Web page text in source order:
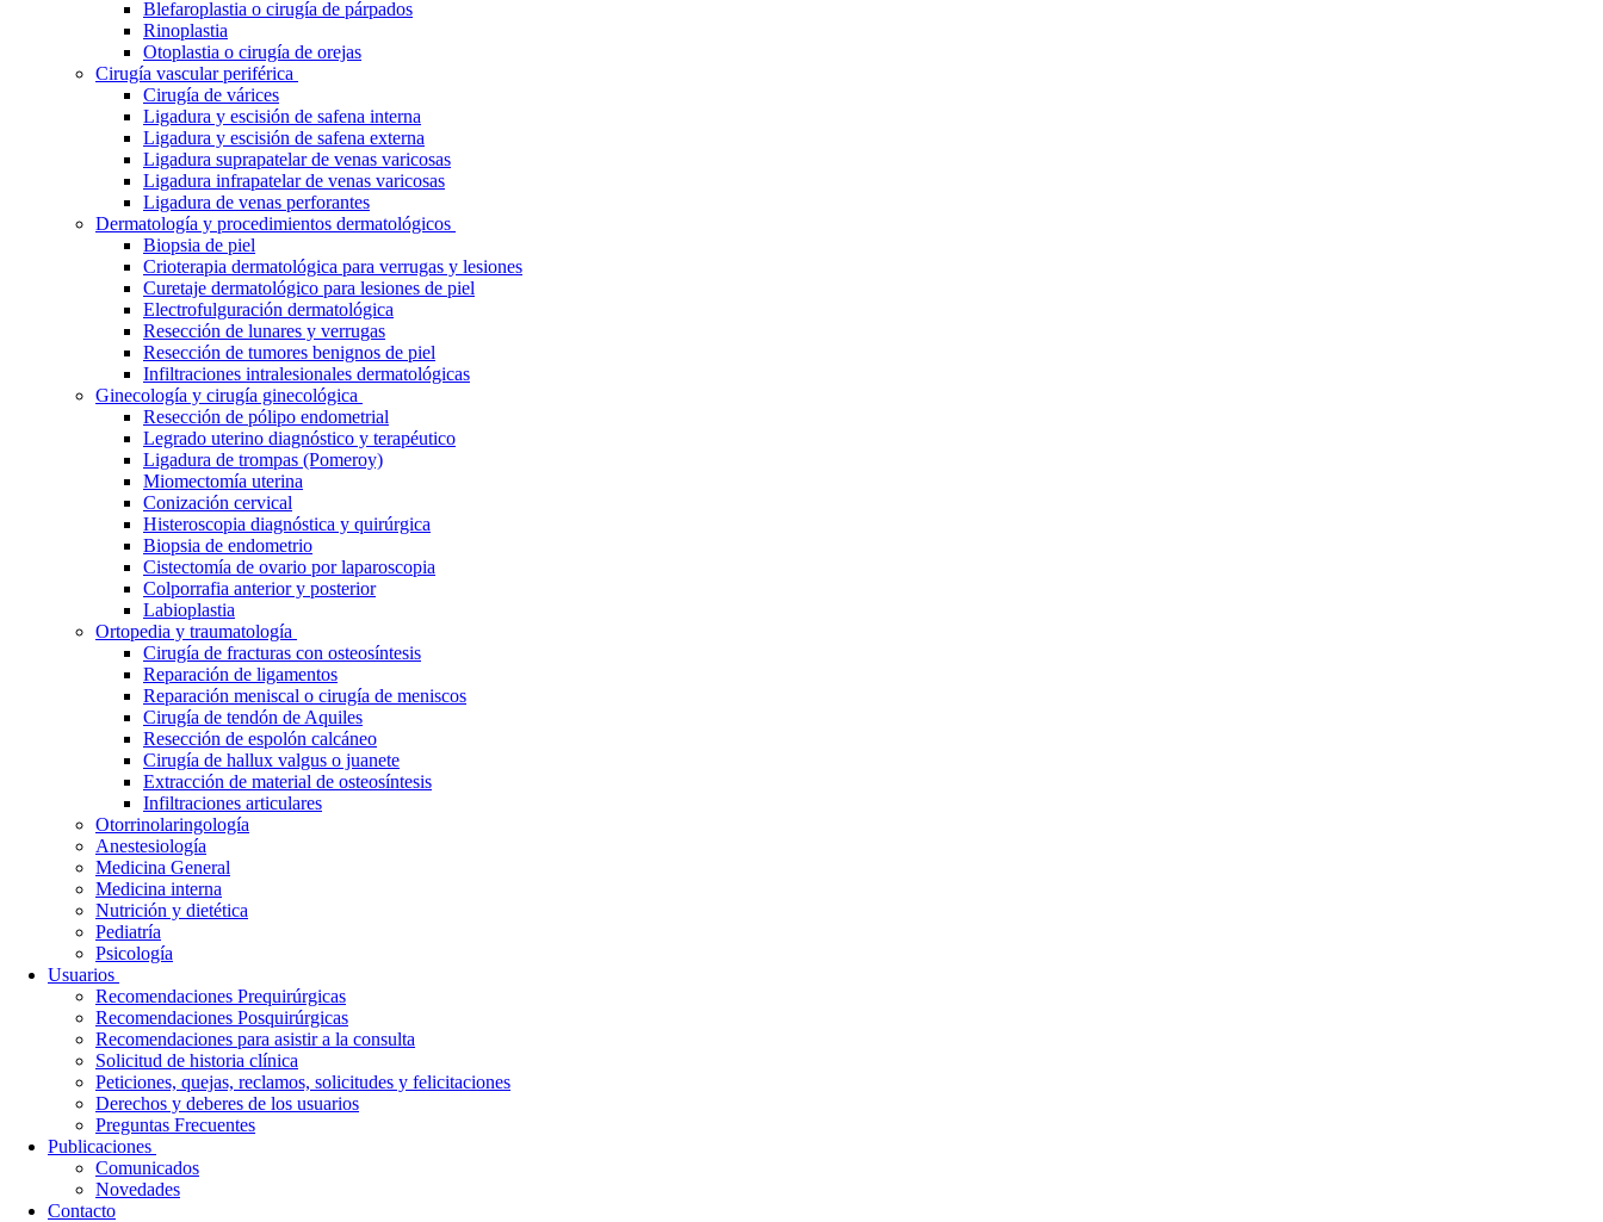
Blefaroplastia o cirugía de párpados
Rinoplastia
Otoplastia o cirugía de orejas
Cirugía vascular periférica
Cirugía de várices
Ligadura y escisión de safena interna
Ligadura y escisión de safena externa
Ligadura suprapatelar de venas varicosas
Ligadura infrapatelar de venas varicosas
Ligadura de venas perforantes
Dermatología y procedimientos dermatológicos
Biopsia de piel
Crioterapia dermatológica para verrugas y lesiones
Curetaje dermatológico para lesiones de piel
Electrofulguración dermatológica
Resección de lunares y verrugas
Resección de tumores benignos de piel
Infiltraciones intralesionales dermatológicas
Ginecología y cirugía ginecológica
Resección de pólipo endometrial
Legrado uterino diagnóstico y terapéutico
Ligadura de trompas (Pomeroy)
Miomectomía uterina
Conización cervical
Histeroscopia diagnóstica y quirúrgica
Biopsia de endometrio
Cistectomía de ovario por laparoscopia
Colporrafia anterior y posterior
Labioplastia
Ortopedia y traumatología
Cirugía de fracturas con osteosíntesis
Reparación de ligamentos
Reparación meniscal o cirugía de meniscos
Cirugía de tendón de Aquiles
Resección de espolón calcáneo
Cirugía de hallux valgus o juanete
Extracción de material de osteosíntesis
Infiltraciones articulares
Otorrinolaringología
Anestesiología
Medicina General
Medicina interna
Nutrición y dietética
Pediatría
Psicología
Usuarios
Recomendaciones Prequirúrgicas
Recomendaciones Posquirúrgicas
Recomendaciones para asistir a la consulta
Solicitud de historia clínica
Peticiones, quejas, reclamos, solicitudes y felicitaciones
Derechos y deberes de los usuarios
Preguntas Frecuentes
Publicaciones
Comunicados
Novedades
Contacto